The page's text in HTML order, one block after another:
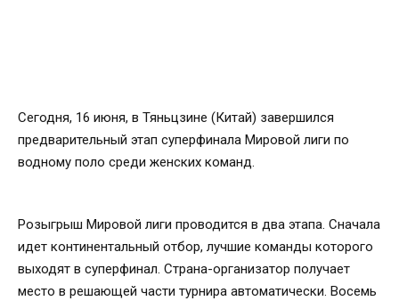
Сегодня, 16 июня, в Тяньцзине (Китай) завершился
предварительный этап суперфинала Мировой лиги по
водному поло среди женских команд.
Розыгрыш Мировой лиги проводится в два этапа. Сначала
идет континентальный отбор, лучшие команды которого
выходят в суперфинал. Страна-организатор получает
место в решающей части турнира автоматически. Восемь